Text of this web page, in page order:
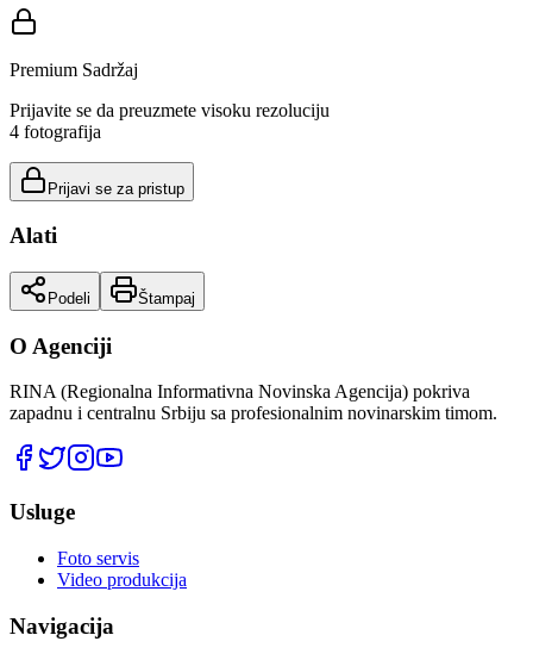
Premium Sadržaj
Prijavite se da preuzmete visoku rezoluciju
4 fotografija
Prijavi se za pristup
Alati
Podeli Štampaj
O Agenciji
RINA (Regionalna Informativna Novinska Agencija) pokriva
zapadnu i centralnu Srbiju sa profesionalnim novinarskim timom.
Usluge
Foto servis
Video produkcija
Navigacija